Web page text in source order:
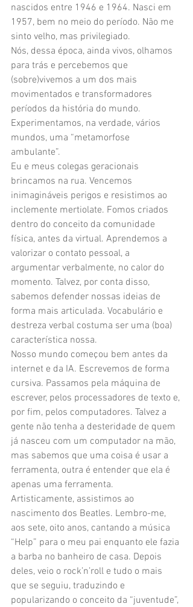
nascidos entre 1946 e 1964. Nasci em
1957, bem no meio do período. Não me
sinto velho, mas privilegiado.
Nós, dessa época, ainda vivos, olhamos
para trás e percebemos que
(sobre)vivemos a um dos mais
movimentados e transformadores
períodos da história do mundo.
Experimentamos, na verdade, vários
mundos, uma “metamorfose
ambulante”.
Eu e meus colegas geracionais
brincamos na rua. Vencemos
inimagináveis perigos e resistimos ao
inclemente mertiolate. Fomos criados
dentro do conceito da comunidade
física, antes da virtual. Aprendemos a
valorizar o contato pessoal, a
argumentar verbalmente, no calor do
momento. Talvez, por conta disso,
sabemos defender nossas ideias de
forma mais articulada. Vocabulário e
destreza verbal costuma ser uma (boa)
característica nossa.
Nosso mundo começou bem antes da
internet e da IA. Escrevemos de forma
cursiva. Passamos pela máquina de
escrever, pelos processadores de texto e,
por fim, pelos computadores. Talvez a
gente não tenha a desteridade de quem
já nasceu com um computador na mão,
mas sabemos que uma coisa é usar a
ferramenta, outra é entender que ela é
apenas uma ferramenta.
Artisticamente, assistimos ao
nascimento dos Beatles. Lembro-me,
aos sete, oito anos, cantando a música
“Help” para o meu pai enquanto ele fazia
a barba no banheiro de casa. Depois
deles, veio o rock’n’roll e tudo o mais
que se seguiu, traduzindo e
popularizando o conceito da “juventude”,